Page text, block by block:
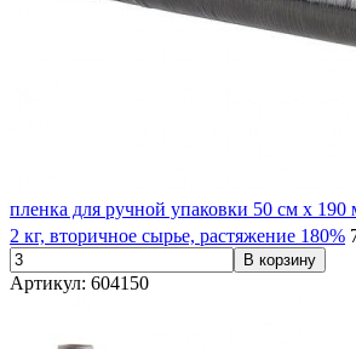
пленка для ручной упаковки 50 см х
2 кг, вторичное сырье, растяжение 180%
В корзину
Артикул: 604150